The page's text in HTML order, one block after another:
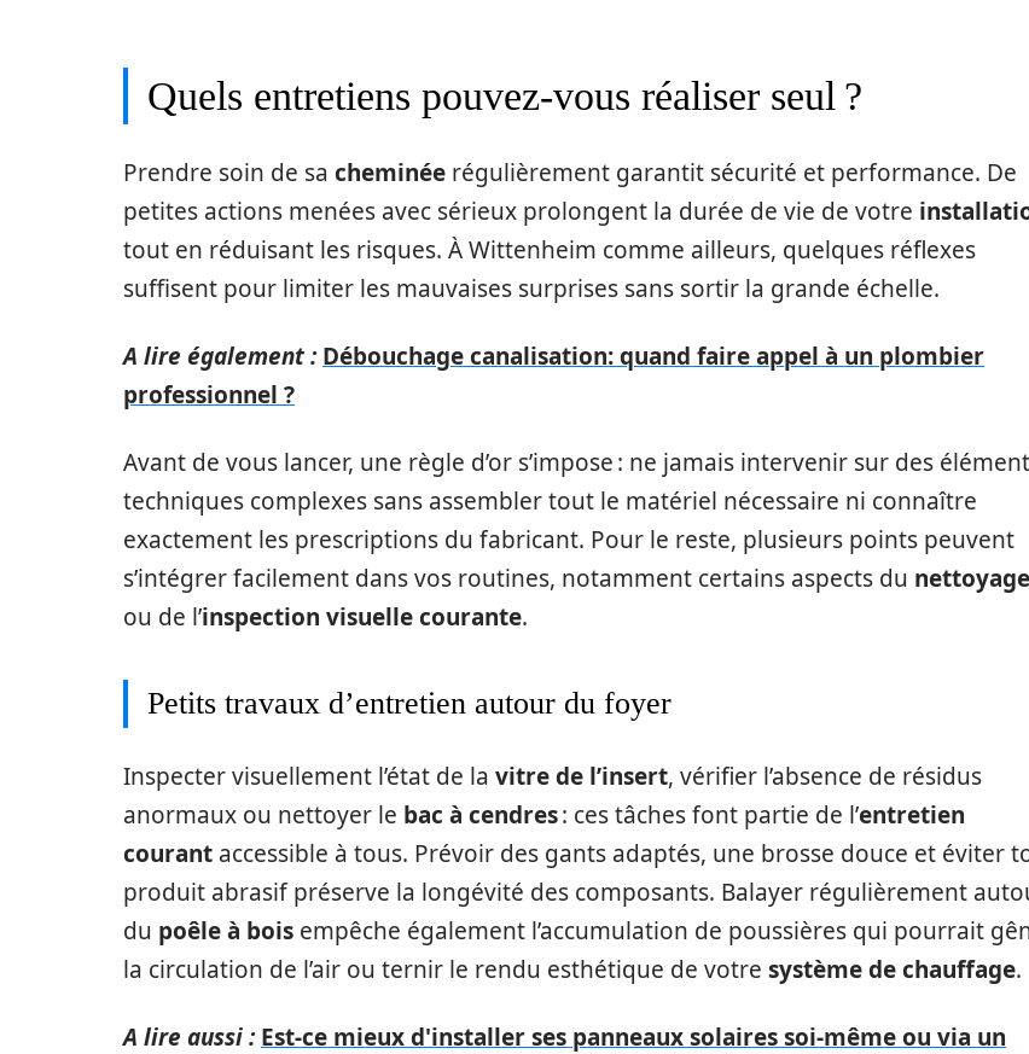
Quels entretiens pouvez-vous réaliser seul ?
Prendre soin de sa cheminée régulièrement garantit sécurité et performance. De
petites actions menées avec sérieux prolongent la durée de vie de votre
tout en réduisant les risques. À Wittenheim comme ailleurs, quelques réflexes
suffisent pour limiter les mauvaises surprises sans sortir la grande échelle.
A lire également : Débouchage canalisation: quand faire appel à un plombier
professionnel ?
Avant de vous lancer, une règle d’or s’impose : ne jamais intervenir sur des
techniques complexes sans assembler tout le matériel nécessaire ni connaître
exactement les prescriptions du fabricant. Pour le reste, plusieurs points peuvent
s’intégrer facilement dans vos routines, notamment certains aspects du nettoyage
ou de l’inspection visuelle courante.
Petits travaux d’entretien autour du foyer
Inspecter visuellement l’état de la vitre de l’insert, vérifier l’absence de résidus
anormaux ou nettoyer le bac à cendres: ces tâches font partie de l’entretien
courant accessible à tous. Prévoir des gants adaptés, une brosse douce et éviter
produit abrasif préserve la longévité des composants. Balayer régulièrement
du poêle à bois empêche également l’accumulation de poussières qui pourrait
la circulation de l’air ou ternir le rendu esthétique de votre système de chauffage.
A lire aussi : Est-ce mieux d'installer ses panneaux solaires soi-même ou via un